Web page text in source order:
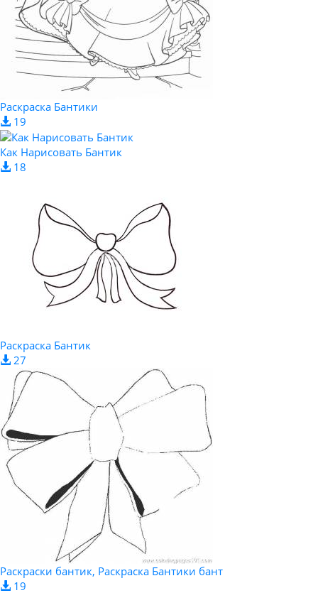
Раскраска Бантики
19
Как Нарисовать Бантик
18
Раскраска Бантик
27
Раскраски бантик, Раскраска Бантики бант
19